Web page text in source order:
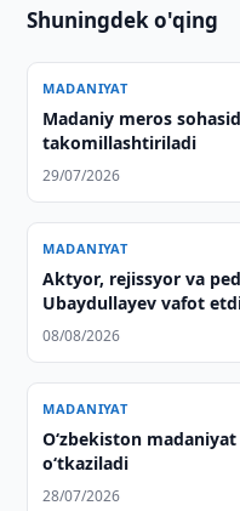
Shuningdek o'qing
MADANIYAT
Madaniy meros
takomillashtiriladi
29/07/2026
MADANIYAT
Aktyor, rejissyor va
Ubaydullayev vafot
08/08/2026
MADANIYAT
O‘zbekiston
o‘tkaziladi
28/07/2026